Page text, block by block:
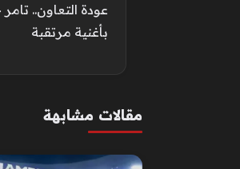
عودة التعاون..
بأغنية مرتقبة
مقالات مشابهة